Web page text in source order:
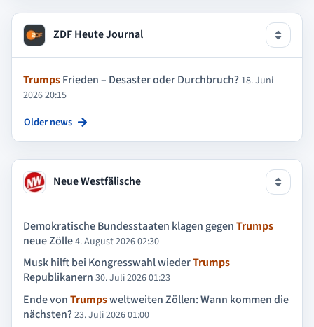
ZDF Heute Journal
TrumpsFrieden – Desaster oder Durchbruch? 18. Juni
2026 20:15
Older news
Neue Westfälische
Demokratische Bundesstaaten klagen gegenTrumps
neue Zölle4. August 2026 02:30
Musk hilft bei Kongresswahl wiederTrumps
Republikanern 30. Juli 2026 01:23
Ende vonTrumpsweltweiten Zöllen: Wann kommen die
nächsten?23. Juli 2026 01:00